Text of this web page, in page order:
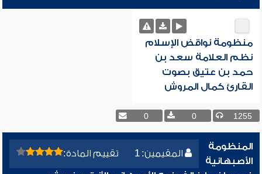
منظومة نواقض الإسلام
نظم العلامة سعد بن
حمد بن عتيق بصوت
القارئ كمال المروش
1255
0
0
المقيمين: 1 تقييم المادة:
المنظومة
الأصبهانية